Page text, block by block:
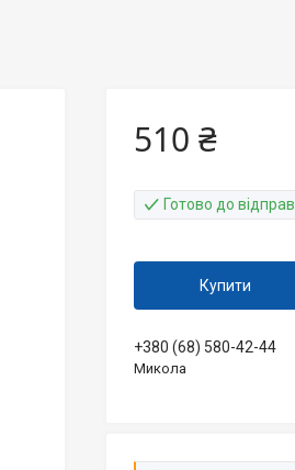
510 ₴
Готово до
Купити
+380 (68) 580-42-44
Микола